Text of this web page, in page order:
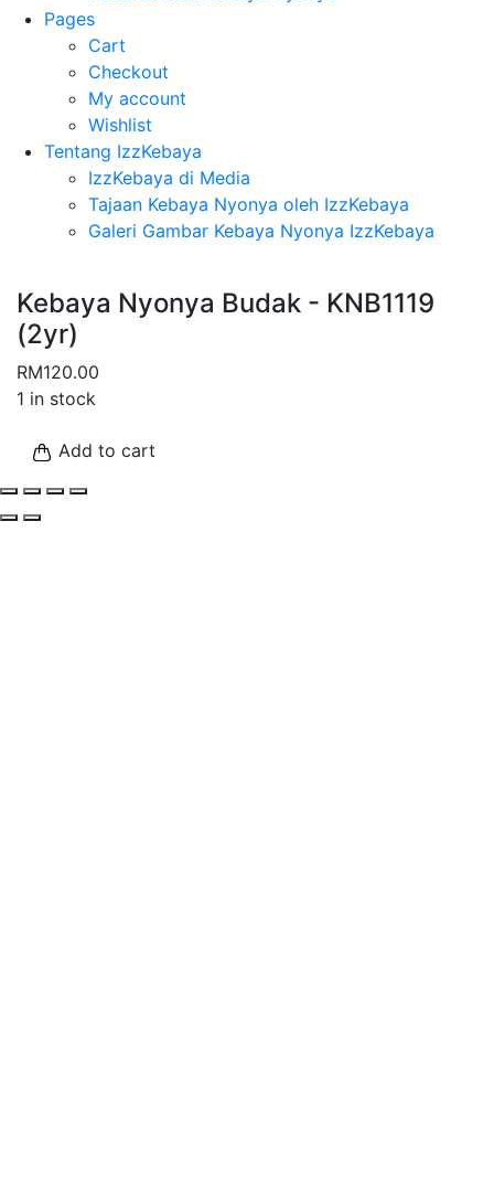
Pages
Cart
Checkout
My account
Wishlist
Tentang IzzKebaya
IzzKebaya di Media
Tajaan Kebaya Nyonya oleh IzzKebaya
Galeri Gambar Kebaya Nyonya IzzKebaya
Kebaya Nyonya Budak - KNB1119
(2yr)
RM120.00
1 in stock
Add to cart